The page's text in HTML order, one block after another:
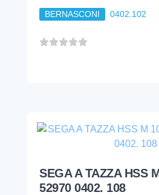
BERNASCONI 0402.102
SEGA A TAZZA HSS
52970 0402. 108